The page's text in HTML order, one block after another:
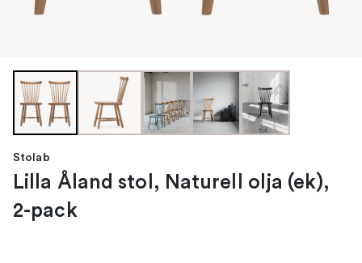
Stolab
Lilla Åland stol, Naturell olja (ek),
2-pack